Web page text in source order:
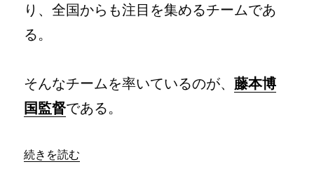
り、全国からも注目を集めるチームであ
る。
そんなチームを率いているのが、藤本博
国監督である。
続きを読む